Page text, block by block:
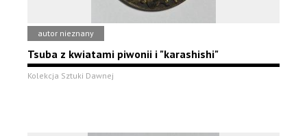
autor nieznany
Tsuba z kwiatami piwonii i "karashishi"
Kolekcja Sztuki Dawnej